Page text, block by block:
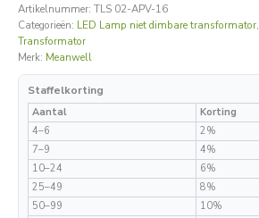
Artikelnummer: TLS 02-APV-16
Categorieën: LED Lamp niet dimbare transformator,
Transformator
Merk: Meanwell
Staffelkorting
Aantal
Korting
4–6
2%
7–9
4%
10–24
6%
25–49
8%
50–99
10%